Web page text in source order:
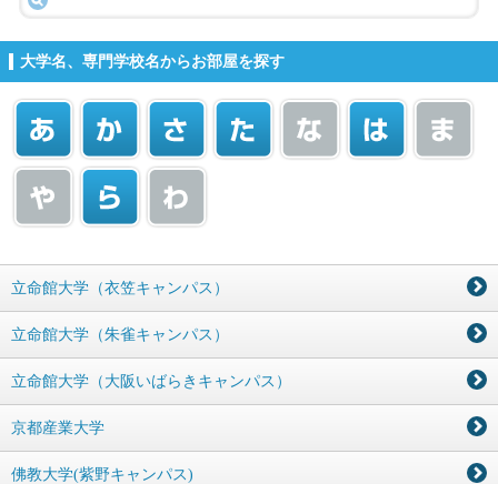
大学名、専門学校名からお部屋を探す
立命館大学（衣笠キャンパス）
立命館大学（朱雀キャンパス）
立命館大学（大阪いばらきキャンパス）
京都産業大学
佛教大学(紫野キャンパス)